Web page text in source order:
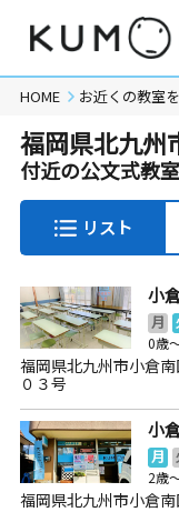
HOME お近くの教室
福岡県北九州
付近の公文式教室
リスト
小
月
0歳
福岡県北九州市小倉
０３号
小
月
2歳
福岡県北九州市小倉